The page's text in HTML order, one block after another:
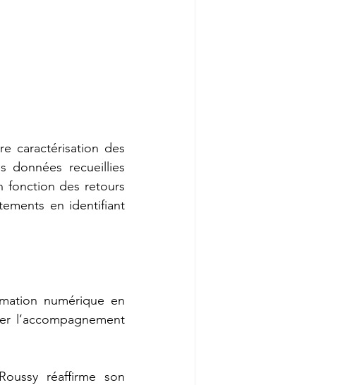
caractérisation des
données recueillies
fonction des retours
en identifiant
numérique en
l’accompagnement
réaffirme son